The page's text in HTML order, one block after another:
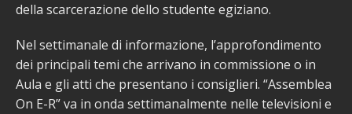
della scarcerazione dello studente egiziano.
Nel settimanale di informazione, l’approfondimento
dei principali temi che arrivano in commissione o in
Aula e gli atti che presentano i consiglieri. “Assemblea
On E-R” va in onda settimanalmente nelle televisioni e